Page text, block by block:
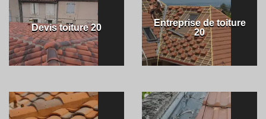
Devis toiture 20
Entreprise de toiture
20